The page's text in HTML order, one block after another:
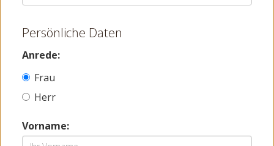
Persönliche Daten
Anrede:
Frau
Herr
Vorname: